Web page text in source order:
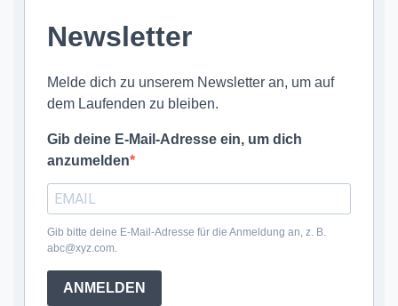
Newsletter
Melde dich zu unserem Newsletter an, um auf
dem Laufenden zu bleiben.
Gib deine E-Mail-Adresse ein, um dich
anzumelden
Gib bitte deine E-Mail-Adresse für die Anmeldung an, z. B.
abc@xyz.com.
ANMELDEN